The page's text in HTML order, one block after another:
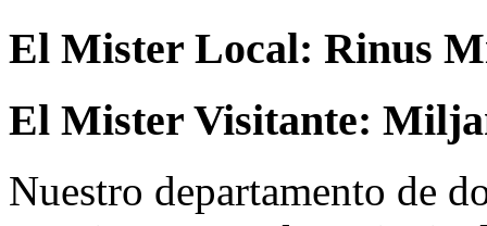
El Mister Local: Rinus
El Mister Visitante:
Nuestro departamento de